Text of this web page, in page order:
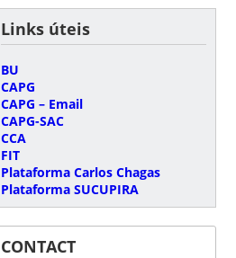
Links úteis
BU
CAPG
CAPG – Email
CAPG-SAC
CCA
FIT
Plataforma Carlos Chagas
Plataforma SUCUPIRA
CONTACT